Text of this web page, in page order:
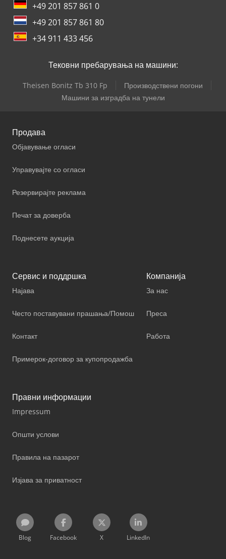
+49 201 857 861 0
+49 201 857 861 80
+34 911 433 456
Тековни пребарувања на машини:
Theisen Bonitz Tb 310 Fp
Производствени погони
Машини за изградба на тунели
Продава
Објавување огласи
Управувајте со огласи
Резервирајте реклама
Печат за доверба
Поднесете аукција
Сервис и поддршка
Најава
Често поставувани прашања/Помош
Контакт
Примерок-договор за купопродажба
Компанија
За нас
Преса
Работа
Правни информации
Impressum
Општи услови
Правила на пазарот
Изјава за приватност
Blog Facebook X LinkedIn